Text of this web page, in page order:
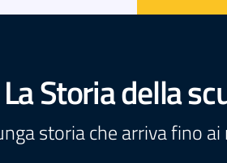
La Storia della
storia che arriva fino